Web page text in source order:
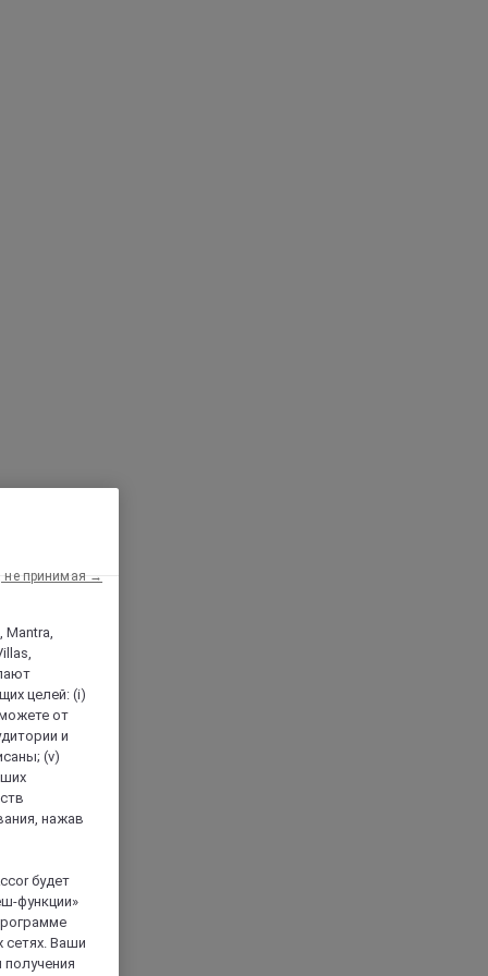
Mantra,
целей: (i)
от
и
(v)
нажав
будет
функции»
сетях. Ваши
не принимая →